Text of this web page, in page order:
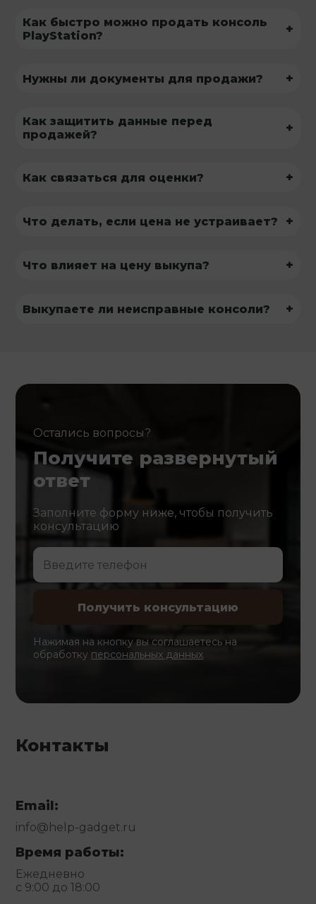
Как быстро можно продать консоль
PlayStation?
+
Нужны ли документы для продажи? +
Как защитить данные перед
продажей?
+
Как связаться для оценки? +
Что делать, если цена не устраивает? +
Что влияет на цену выкупа? +
Выкупаете ли неисправные консоли? +
Остались вопросы?
Получите развернутый
ответ
Заполните форму ниже, чтобы получить
консультацию
Нажимая на кнопку вы соглашаетесь на
обработку персональных данных
Контакты
Email:
info@help-gadget.ru
Время работы:
Ежедневно
с 9:00 до 18:00